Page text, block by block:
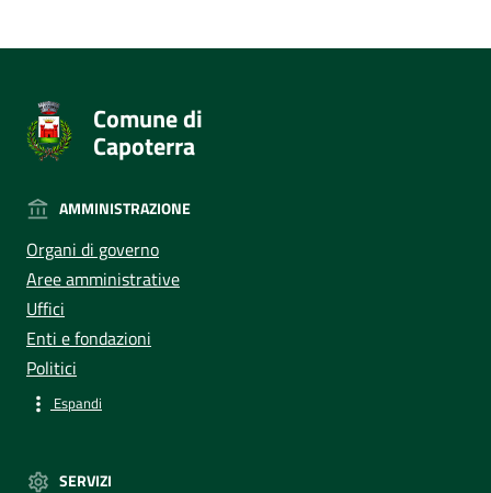
Comune di
Capoterra
AMMINISTRAZIONE
Organi di governo
Aree amministrative
Uffici
Enti e fondazioni
Politici
Espandi
SERVIZI